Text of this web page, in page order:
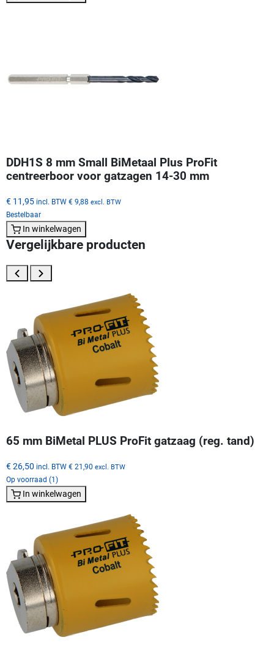
DDH1S 8 mm Small BiMetaal Plus ProFit
centreerboor voor gatzagen 14-30 mm
€ 11,95 incl. BTW € 9,88 excl. BTW
Bestelbaar
In winkelwagen
Vergelijkbare producten
65 mm BiMetal PLUS ProFit gatzaag (reg. tand)
€ 26,50 incl. BTW € 21,90 excl. BTW
Op voorraad (1)
In winkelwagen